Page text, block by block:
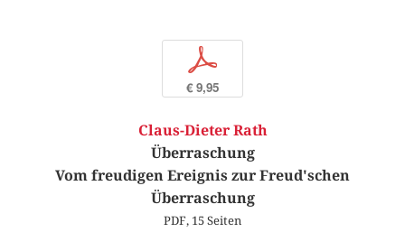
p
€ 9,95
Claus-Dieter Rath
Überraschung
Vom freudigen Ereignis zur Freud'schen
Überraschung
PDF, 15 Seiten